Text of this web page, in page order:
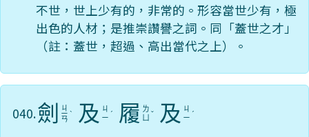
不世，世上少有的，非常的。形容當世少有，極
出色的人材；是推崇讚譽之詞。同「蓋世之才」
（註：蓋世，超過、高出當代之上）。
040.劍 ㄐ
ㄧ
ㄢ
ˋ 及 ㄐ
ㄧ ˊ 履 ㄌ
ˇ 及 ㄐ
ㄧ ˊ